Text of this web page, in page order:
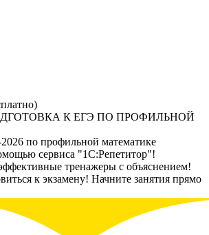
К ЕГЭ ПО ПРОФИЛЬНОЙ
по профильной математике
сервиса "1С:Репетитор"!
тренажеры с объяснением!
к экзамену! Начните занятия прямо